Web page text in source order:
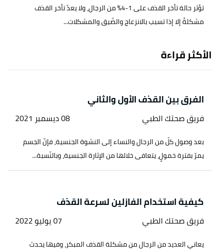
تؤثر حالة تأخر القذف على 1-4% من الرجال، ولا يعدّ تأخر القذف
مشكلةً إلا إذا تسبب بالانزعاج والضّيق والمشكلات...
الأكثر قراءة
الفرق بين القذف الأول والثاني
فريق صحتك الطبي 08 ديسمبر 2021
بعد وصول كلّ من الرجال والنساء إلى النشوة الجنسية، فإنّ الجسم
يمرّ بفترة خمولٍ، يتعافى خلالها من الإثارة الجنسية، وبالنّسبة...
كيفية استخدام الفازلين لسرعة القذف
فريق صحتك الطبي 07 يوليو 2022
يعاني العديد من الرجال من مشكلة القذف المبكر، وفيها يحدث